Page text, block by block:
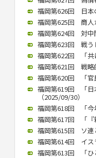
福岡第626回 日本
福岡第625回 商人
福岡第624回 対中
福岡第623回 戦う
福岡第622回 「共
福岡第621回 戦略
福岡第620回 「官
福岡第619回 「日
（2025/09/30）
福岡第618回 「今
福岡第617回 「『
福岡第615回 ソ連
福岡第614回 イス
福岡第613回 「ひ